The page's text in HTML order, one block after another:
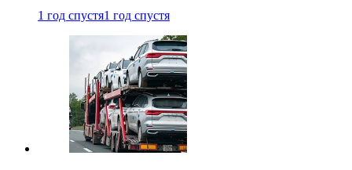
1 год спустя1 год спустя